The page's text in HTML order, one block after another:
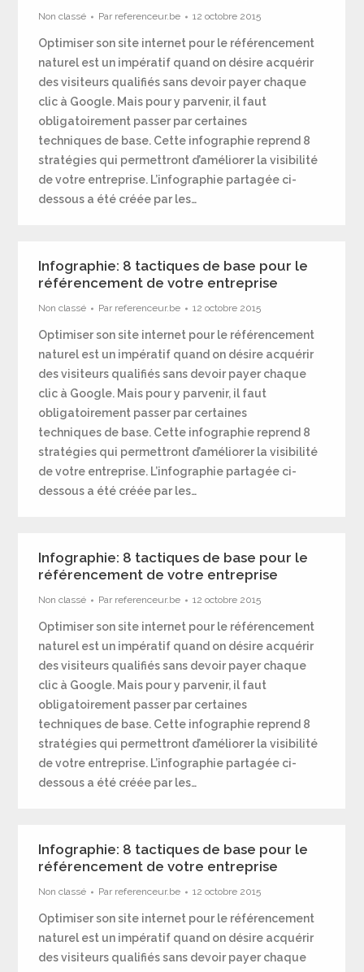
Non classé Par referenceur.be 12 octobre 2015
Optimiser son site internet pour le référencement
naturel est un impératif quand on désire acquérir
des visiteurs qualifiés sans devoir payer chaque
clic à Google. Mais pour y parvenir, il faut
obligatoirement passer par certaines
techniques de base. Cette infographie reprend 8
stratégies qui permettront d’améliorer la visibilité
de votre entreprise. L’infographie partagée ci-
dessous a été créée par les…
Infographie: 8 tactiques de base pour le
référencement de votre entreprise
Non classé Par referenceur.be 12 octobre 2015
Optimiser son site internet pour le référencement
naturel est un impératif quand on désire acquérir
des visiteurs qualifiés sans devoir payer chaque
clic à Google. Mais pour y parvenir, il faut
obligatoirement passer par certaines
techniques de base. Cette infographie reprend 8
stratégies qui permettront d’améliorer la visibilité
de votre entreprise. L’infographie partagée ci-
dessous a été créée par les…
Infographie: 8 tactiques de base pour le
référencement de votre entreprise
Non classé Par referenceur.be 12 octobre 2015
Optimiser son site internet pour le référencement
naturel est un impératif quand on désire acquérir
des visiteurs qualifiés sans devoir payer chaque
clic à Google. Mais pour y parvenir, il faut
obligatoirement passer par certaines
techniques de base. Cette infographie reprend 8
stratégies qui permettront d’améliorer la visibilité
de votre entreprise. L’infographie partagée ci-
dessous a été créée par les…
Infographie: 8 tactiques de base pour le
référencement de votre entreprise
Non classé Par referenceur.be 12 octobre 2015
Optimiser son site internet pour le référencement
naturel est un impératif quand on désire acquérir
des visiteurs qualifiés sans devoir payer chaque